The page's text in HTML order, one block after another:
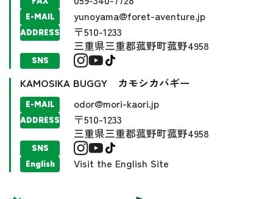
E-MAIL yunoyama@foret-aventure.jp
ADDRESS
〒510-1233
三重県三重郡菰野町菰野4958
SNS
KAMOSIKA BUGGY カモシカバギー
E-MAIL odor@mori-kaori.jp
ADDRESS
〒510-1233
三重県三重郡菰野町菰野4958
SNS
English
Visit the English Site